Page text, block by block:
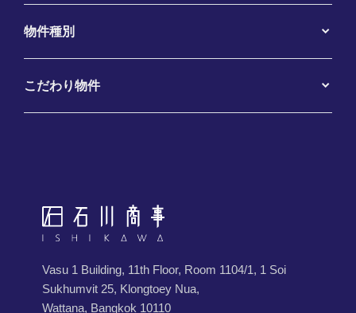
物件種別
こだわり物件
Vasu 1 Building, 11th Floor, Room 1104/1, 1 Soi
Sukhumvit 25, Klongtoey Nua,
Wattana, Bangkok 10110